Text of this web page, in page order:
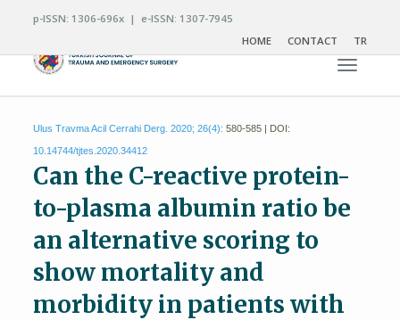
p-ISSN: 1306-696x | e-ISSN: 1307-7945
HOME
CONTACT TR
Toggle
Ulus Travma Acil Cerrahi Derg. 2020; 26(4): 580-585 | DOI:
10.14744/tjtes.2020.34412
Can the C-reactive protein-
to-plasma albumin ratio be
an alternative scoring to
show mortality and
morbidity in patients with